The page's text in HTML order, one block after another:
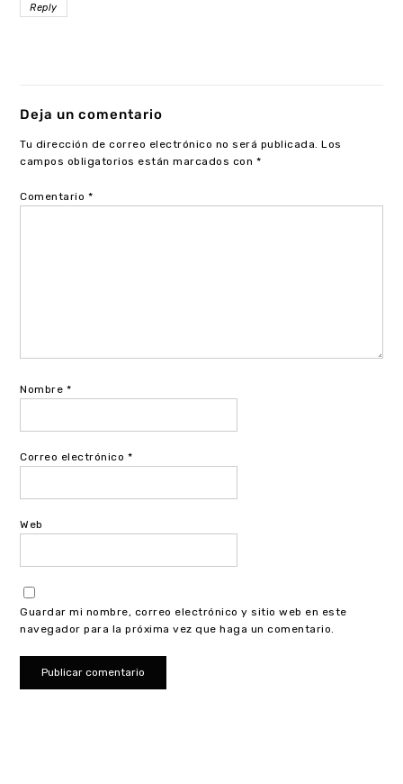
Reply
Deja un comentario
Tu dirección de correo electrónico no será publicada. Los
campos obligatorios están marcados con *
Comentario *
Nombre *
Correo electrónico *
Web
Guardar mi nombre, correo electrónico y sitio web en este
navegador para la próxima vez que haga un comentario.